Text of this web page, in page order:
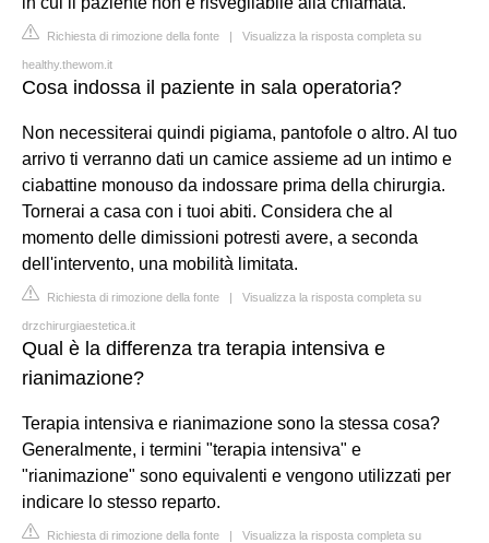
Richiesta di rimozione della fonte | Visualizza la risposta completa su
healthy.thewom.it
Cosa indossa il paziente in sala operatoria?
Non necessiterai quindi pigiama, pantofole o altro. Al tuo
arrivo ti verranno dati un camice assieme ad un intimo e
ciabattine monouso da indossare prima della chirurgia.
Tornerai a casa con i tuoi abiti. Considera che al
momento delle dimissioni potresti avere, a seconda
dell'intervento, una mobilità limitata.
Richiesta di rimozione della fonte | Visualizza la risposta completa su
drzchirurgiaestetica.it
Qual è la differenza tra terapia intensiva e
rianimazione?
Terapia intensiva e rianimazione sono la stessa cosa?
Generalmente, i termini "terapia intensiva" e
"rianimazione" sono equivalenti e vengono utilizzati per
indicare lo stesso reparto.
Richiesta di rimozione della fonte | Visualizza la risposta completa su